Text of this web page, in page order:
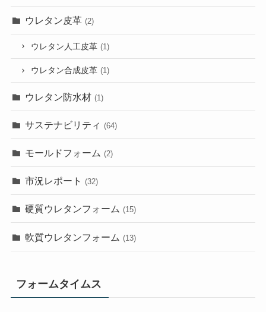
ウレタン皮革 (2)
ウレタン人工皮革 (1)
ウレタン合成皮革 (1)
ウレタン防水材 (1)
サステナビリティ (64)
モールドフォーム (2)
市況レポート (32)
硬質ウレタンフォーム (15)
軟質ウレタンフォーム (13)
フォームタイムス